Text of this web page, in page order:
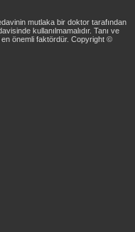
mutlaka bir doktor tarafından
kullanılmamalıdır. Tanı ve
önemli faktördür. Copyright ©